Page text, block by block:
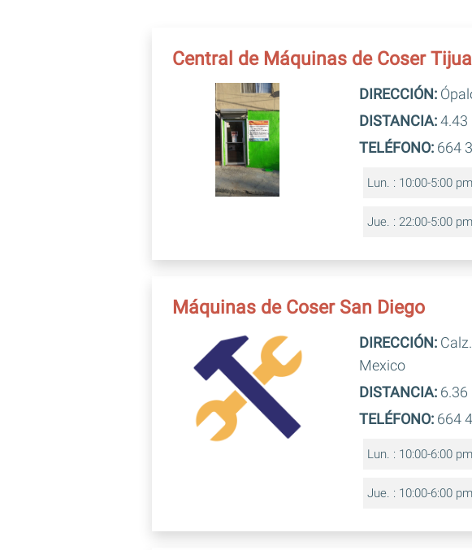
Central de Máquinas de Coser
DIRECCIÓN:
DISTANCIA:4.43
TELÉFONO: 664
Lun. : 10:00-5:00 pm
Jue. : 22:00-5:00 pm
Máquinas de Coser San Diego
DIRECCIÓN:
Mexico
DISTANCIA: 6.36
TELÉFONO: 664
Lun. : 10:00-6:00 pm
Jue. : 10:00-6:00 pm